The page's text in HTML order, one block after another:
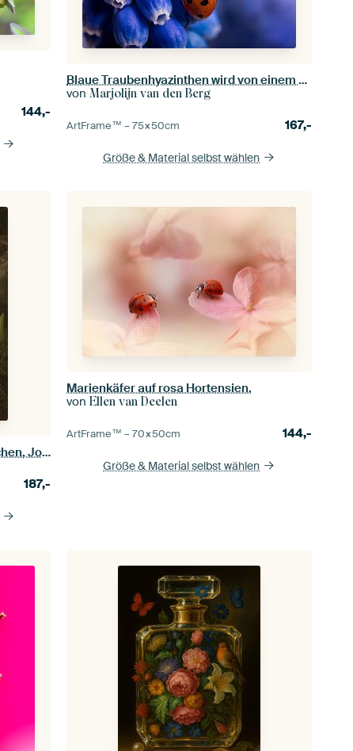
144,-
Blaue Traubenhyazinthen wird von einem Marienkäfer besucht
vonMarjolijn van den Berg
ArtFrame™ –75×50cm 167,-
Größe & Material selbst wählen
Waldbodenstück mit Schneeglöckchen, Josef Lauer
187,-
Marienkäfer auf rosa Hortensien.
vonEllen van Deelen
ArtFrame™ –70×50cm 144,-
Größe & Material selbst wählen